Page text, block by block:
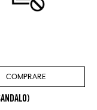
COMPRARE